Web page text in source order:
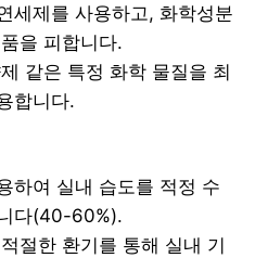
세제를 사용하고, 화학성분
을 피합니다.
같은 특정 화학 물질을 최
합니다.
하여 실내 습도를 적정 수
다(40-60%).
절한 환기를 통해 실내 기